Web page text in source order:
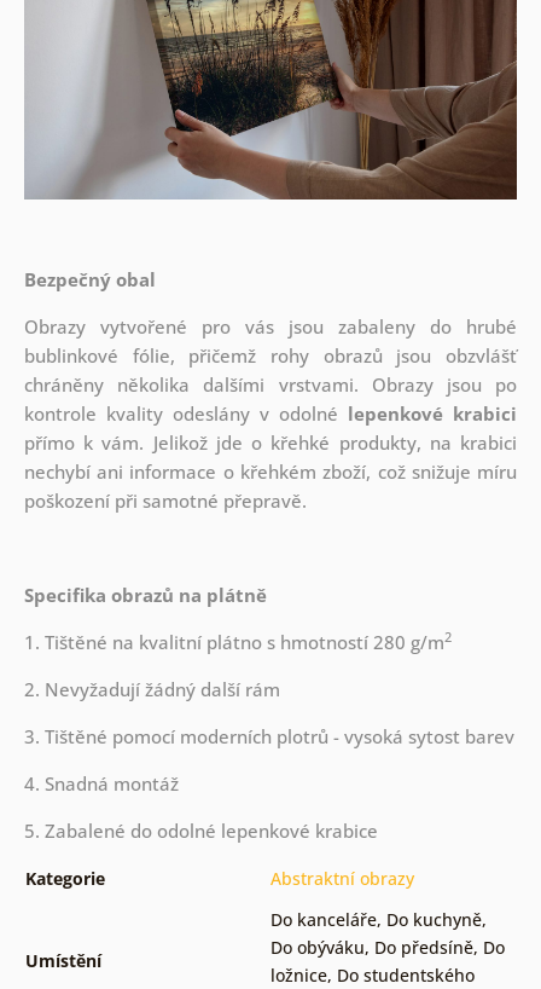
Bezpečný obal
Obrazy vytvořené pro vás jsou zabaleny do hrubé
bublinkové fólie, přičemž rohy obrazů jsou obzvlášť
chráněny několika dalšími vrstvami. Obrazy jsou po
kontrole kvality odeslány v odolné lepenkové krabici
přímo k vám. Jelikož jde o křehké produkty, na krabici
nechybí ani informace o křehkém zboží, což snižuje míru
poškození při samotné přepravě.
Specifika obrazů na plátně
1. Tištěné na kvalitní plátno s hmotností 280 g/m2
2. Nevyžadují žádný další rám
3. Tištěné pomocí moderních plotrů - vysoká sytost barev
4. Snadná montáž
5. Zabalené do odolné lepenkové krabice
Kategorie Abstraktní obrazy
Umístění
Do kanceláře, Do kuchyně,
Do obýváku, Do předsíně, Do
ložnice, Do studentského